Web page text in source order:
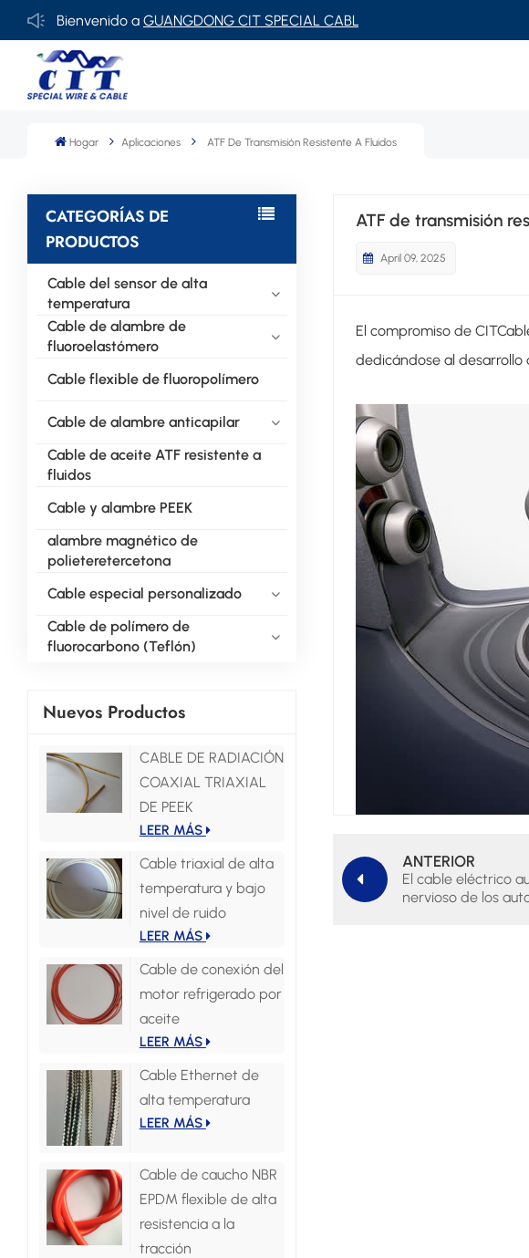
Bienvenido aGUANGDONG CIT SPECIAL CABLE Co., Ltd.
Hogar Aplicaciones ATF De Transmisión Resistente A Fluidos
CATEGORÍAS DE
PRODUCTOS
Cable del sensor de alta
temperatura
Cable de alambre de
fluoroelastómero
Cable flexible de fluoropolímero
Cable de alambre anticapilar
Cable de aceite ATF resistente a
fluidos
Cable y alambre PEEK
alambre magnético de
polieteretercetona
Cable especial personalizado
Cable de polímero de
fluorocarbono (Teflón)
Nuevos Productos
CABLE DE RADIACIÓN
COAXIAL TRIAXIAL
DE PEEK
LEER MÁS
Cable triaxial de alta
temperatura y bajo
nivel de ruido
LEER MÁS
Cable de conexión del
motor refrigerado por
aceite
LEER MÁS
Cable Ethernet de
alta temperatura
LEER MÁS
Cable de caucho NBR
EPDM flexible de alta
resistencia a la
tracción
ATF de transmisión
April 09, 2025
El compromiso de
dedicándose al desarrollo
ANTERIOR
El cable eléctrico
nervioso de los